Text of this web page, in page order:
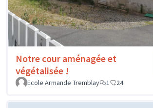
Notre cour aménagée et
végétalisée !
Ecole Armande Tremblay
1 24